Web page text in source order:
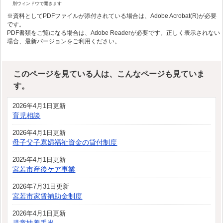
別ウィンドウで開きます
※資料としてPDFファイルが添付されている場合は、Adobe Acrobat(R)が必要
です。
PDF書類をご覧になる場合は、Adobe Readerが必要です。正しく表示されない
場合、最新バージョンをご利用ください。
このページを見ている人は、こんなページも見ていま
す。
2026年4月1日更新
育児相談
2026年4月1日更新
母子父子寡婦福祉資金の貸付制度
2025年4月1日更新
宮若市産後ケア事業
2026年7月31日更新
宮若市家賃補助金制度
2026年4月1日更新